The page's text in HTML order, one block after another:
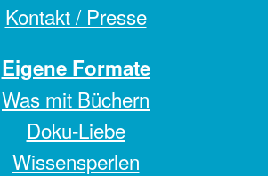
Kontakt / Presse
Eigene Formate
Was mit Büchern
Doku-Liebe
Wissensperlen